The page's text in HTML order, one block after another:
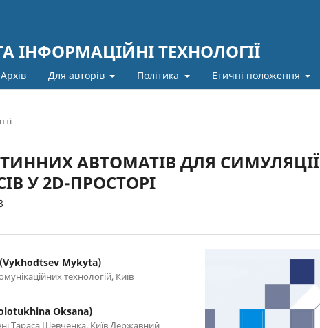
ІНФОРМАЦІЙНІ ТЕХНОЛОГІЇ
Архів Для авторів Політика Етичні положення
АВТОМАТІВ ДЛЯ СИМУЛЯЦІЇ
У 2D-ПРОСТОРІ
Mykyta)
технологій, Київ
Oksana)
Тараса Шевченка, Київ Державний